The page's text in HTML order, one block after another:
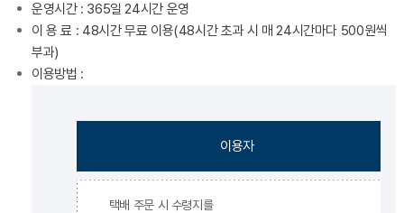
운영시간 : 365일 24시간 운영
이 용 료 : 48시간 무료 이용(48시간 초과 시 매 24시간마다 500원씩
부과)
이용방법 :
이용자
택배 주문 시 수령지를